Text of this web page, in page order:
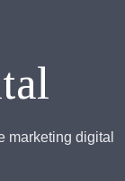
marketing digital